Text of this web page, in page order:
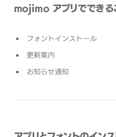
mojimo アプリでできる
フォントインストール
更新案内
お知らせ通知